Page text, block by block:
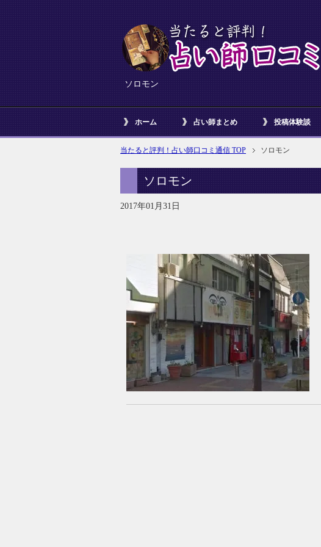
ソロモン
ホーム 占い師まとめ 投稿体験談
当たると評判！占い師口コミ通信 TOP ソロモン
ソロモン
2017年01月31日